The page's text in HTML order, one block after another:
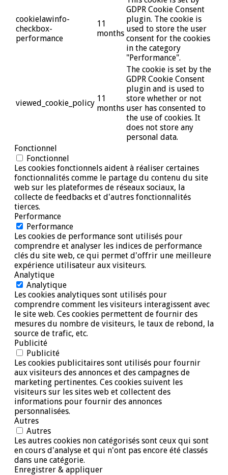
cookielawinfo-
checkbox-
performance
11
months
GDPR Cookie Consent
plugin. The cookie is
used to store the user
consent for the cookies
in the category
"Performance".
viewed_cookie_policy 11
months
The cookie is set by the
GDPR Cookie Consent
plugin and is used to
store whether or not
user has consented to
the use of cookies. It
does not store any
personal data.
Fonctionnel
Fonctionnel
Les cookies fonctionnels aident à réaliser certaines
fonctionnalités comme le partage du contenu du site
web sur les plateformes de réseaux sociaux, la
collecte de feedbacks et d'autres fonctionnalités
tierces.
Performance
Performance
Les cookies de performance sont utilisés pour
comprendre et analyser les indices de performance
clés du site web, ce qui permet d'offrir une meilleure
expérience utilisateur aux visiteurs.
Analytique
Analytique
Les cookies analytiques sont utilisés pour
comprendre comment les visiteurs interagissent avec
le site web. Ces cookies permettent de fournir des
mesures du nombre de visiteurs, le taux de rebond, la
source de trafic, etc.
Publicité
Publicité
Les cookies publicitaires sont utilisés pour fournir
aux visiteurs des annonces et des campagnes de
marketing pertinentes. Ces cookies suivent les
visiteurs sur les sites web et collectent des
informations pour fournir des annonces
personnalisées.
Autres
Autres
Les autres cookies non catégorisés sont ceux qui sont
en cours d'analyse et qui n'ont pas encore été classés
dans une catégorie.
Enregistrer & appliquer